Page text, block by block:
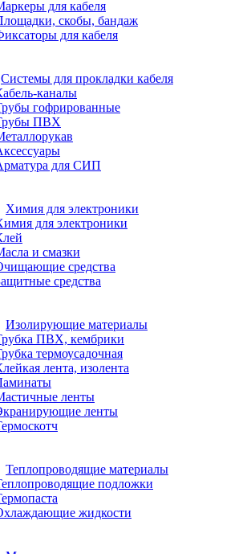
для кабеля
скобы, бандаж
для кабеля
Системы для прокладки кабеля
каналы
гофрированные
ПВХ
для СИП
Химия для электроники
для электроники
и смазки
средства
средства
Изолирующие материалы
ПВХ, кембрики
термоусадочная
лента, изолента
ленты
ленты
Теплопроводящие материалы
подложки
жидкости